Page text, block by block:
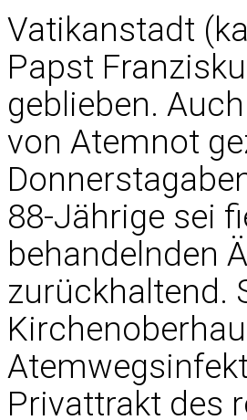
Vatikanstadt
Papst
geblieben.
von Atemnot
88-Jährige sei
behandelnden
zurückhaltend.
Privattrakt des